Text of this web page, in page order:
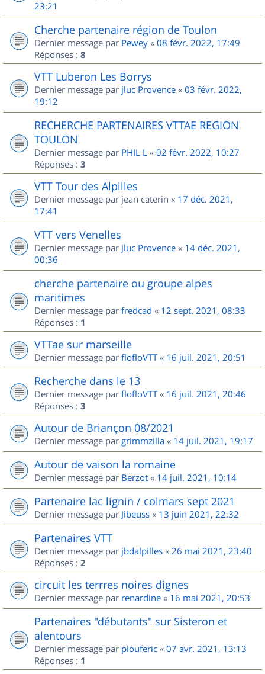
23:21
Cherche partenaire région de Toulon
Dernier message par Pewey « 08 févr. 2022, 17:49
Réponses : 8
VTT Luberon Les Borrys
Dernier message par jluc Provence « 03 févr. 2022,
19:12
RECHERCHE PARTENAIRES VTTAE REGION
TOULON
Dernier message par PHIL L « 02 févr. 2022, 10:27
Réponses : 3
VTT Tour des Alpilles
Dernier message par jean caterin « 17 déc. 2021,
17:41
VTT vers Venelles
Dernier message par jluc Provence « 14 déc. 2021,
00:36
cherche partenaire ou groupe alpes
maritimes
Dernier message par fredcad « 12 sept. 2021, 08:33
Réponses : 1
VTTae sur marseille
Dernier message par flofloVTT« 16 juil. 2021, 20:51
Recherche dans le 13
Dernier message par flofloVTT« 16 juil. 2021, 20:46
Réponses : 3
Autour de Briançon 08/2021
Dernier message par grimmzilla « 14 juil. 2021, 19:17
Autour de vaison la romaine
Dernier message par Berzot « 14 juil. 2021, 10:14
Partenaire lac lignin / colmars sept 2021
Dernier message par Jibeuss « 13 juin 2021, 22:32
Partenaires VTT
Dernier message par jbdalpilles « 26 mai 2021, 23:40
Réponses : 2
circuit les terrres noires dignes
Dernier message par renardine « 16 mai 2021, 20:53
Partenaires "débutants" sur Sisteron et
alentours
Dernier message par plouferic « 07 avr. 2021, 13:13
Réponses : 1